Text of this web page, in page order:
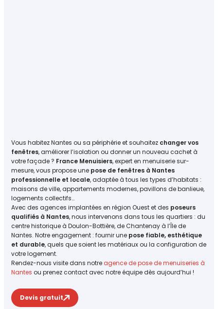
Vous habitez Nantes ou sa périphérie et souhaitez changer vos
fenêtres, améliorer l’isolation ou donner un nouveau cachet à
votre façade ? France Menuisiers, expert en menuiserie sur-
mesure, vous propose une pose de fenêtres à Nantes
professionnelle et locale, adaptée à tous les types d’habitats :
maisons de ville, appartements modernes, pavillons de banlieue,
logements collectifs…
Avec des agences implantées en région Ouest et des poseurs
qualifiés à Nantes, nous intervenons dans tous les quartiers : du
centre historique à Doulon-Bottière, de Chantenay à l’Île de
Nantes. Notre engagement : fournir une pose fiable, esthétique
et durable, quels que soient les matériaux ou la configuration de
votre logement.
Rendez-nous visite dans notreagence de pose de menuiseries à
Nantes ou prenez contact avec notre équipe dès aujourd’hui !
Devis gratuit